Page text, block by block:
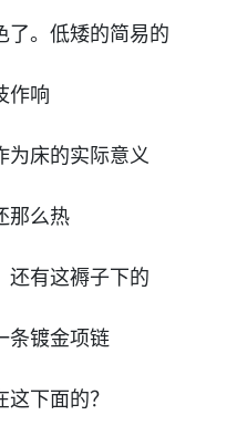
了。低矮的简易的
作响
为床的实际意义
那么热
还有这褥子下的
条镀金项链
下面的？